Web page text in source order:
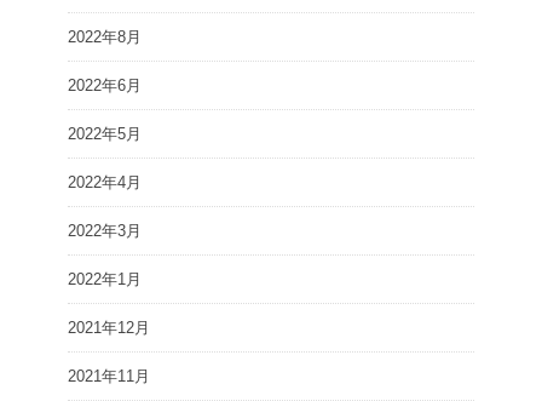
2022年8月
2022年6月
2022年5月
2022年4月
2022年3月
2022年1月
2021年12月
2021年11月